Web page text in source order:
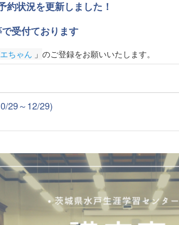
約状況を更新しました！
受付ております
ちゃん 」 のご登録をお願いいたします。
29～12/29)